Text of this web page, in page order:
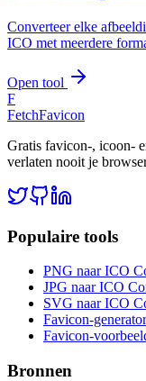
Converteer elke
ICO met meerdere
Open tool
F
FetchFavicon
Gratis favicon-, icoon-
verlaten nooit je
Populaire tools
PNG naar ICO
JPG naar ICO
SVG naar ICO
Favicon-generator
Favicon-
Bronnen